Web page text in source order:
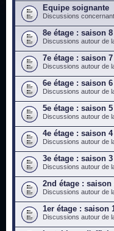
Equipe soignante
Discussions
8e étage : saison 8
Discussions autour de
7e étage : saison 7
Discussions autour de
6e étage : saison 6
Discussions autour de
5e étage : saison 5
Discussions autour de
4e étage : saison 4
Discussions autour de
3e étage : saison 3
Discussions autour de
2nd étage : saison
Discussions autour de
1er étage : saison
Discussions autour de